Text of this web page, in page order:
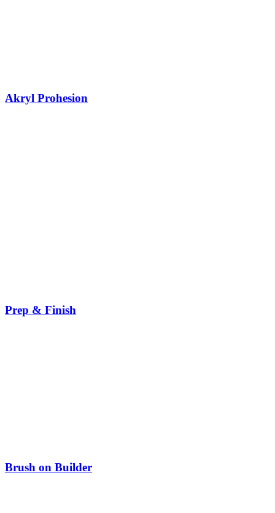
Akryl Prohesion
Prep & Finish
Brush on Builder